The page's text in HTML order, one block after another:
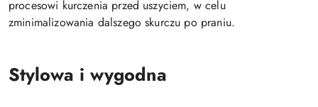
procesowi kurczenia przed uszyciem, w celu
zminimalizowania dalszego skurczu po praniu.
Stylowa i wygodna